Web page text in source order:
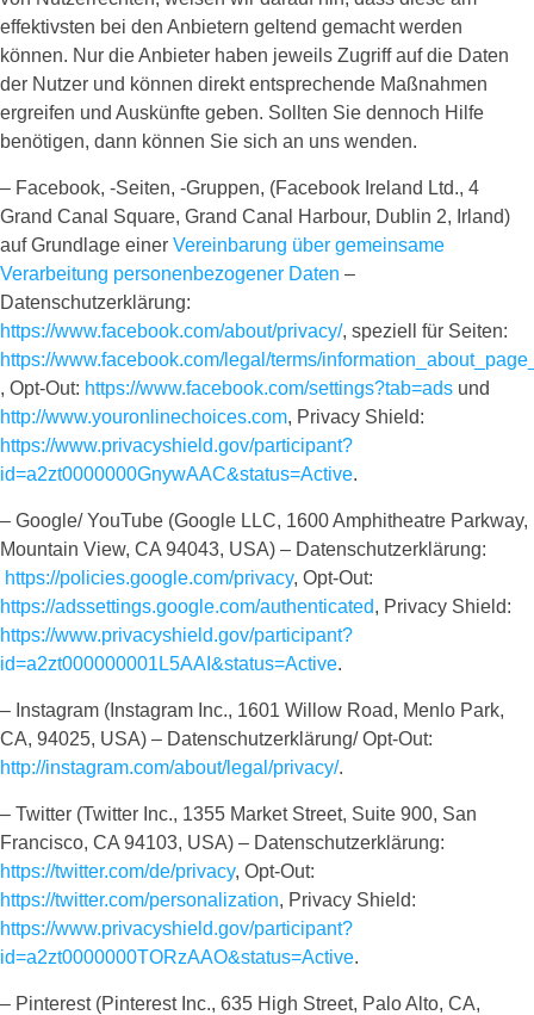
effektivsten bei den Anbietern geltend gemacht werden
können. Nur die Anbieter haben jeweils Zugriff auf die Daten
der Nutzer und können direkt entsprechende Maßnahmen
ergreifen und Auskünfte geben. Sollten Sie dennoch Hilfe
benötigen, dann können Sie sich an uns wenden.
– Facebook, -Seiten, -Gruppen, (Facebook Ireland Ltd., 4
Grand Canal Square, Grand Canal Harbour, Dublin 2, Irland)
auf Grundlage einer Vereinbarung über gemeinsame
Verarbeitung personenbezogener Daten –
Datenschutzerklärung:
https://www.facebook.com/about/privacy/, speziell für Seiten:
https://www.facebook.com/legal/terms/
, Opt-Out: https://www.facebook.com/settings?tab=ads und
http://www.youronlinechoices.com, Privacy Shield:
https://www.privacyshield.gov/participant?
id=a2zt0000000GnywAAC&status=Active.
– Google/ YouTube (Google LLC, 1600 Amphitheatre Parkway,
Mountain View, CA 94043, USA) – Datenschutzerklärung:
https://policies.google.com/privacy, Opt-Out:
https://adssettings.google.com/authenticated, Privacy Shield:
https://www.privacyshield.gov/participant?
id=a2zt000000001L5AAI&status=Active.
– Instagram (Instagram Inc., 1601 Willow Road, Menlo Park,
CA, 94025, USA) – Datenschutzerklärung/ Opt-Out:
http://instagram.com/about/legal/privacy/.
– Twitter (Twitter Inc., 1355 Market Street, Suite 900, San
Francisco, CA 94103, USA) – Datenschutzerklärung:
https://twitter.com/de/privacy, Opt-Out:
https://twitter.com/personalization, Privacy Shield:
https://www.privacyshield.gov/participant?
id=a2zt0000000TORzAAO&status=Active.
– Pinterest (Pinterest Inc., 635 High Street, Palo Alto, CA,